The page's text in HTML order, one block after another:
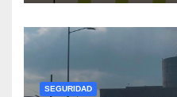
SEGURIDAD